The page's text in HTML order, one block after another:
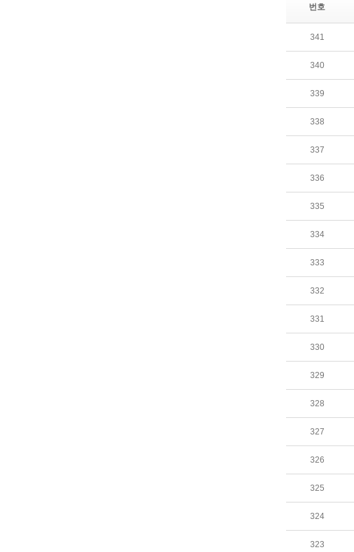
번호
341
340
339
338
337
336
335
334
333
332
331
330
329
328
327
326
325
324
323